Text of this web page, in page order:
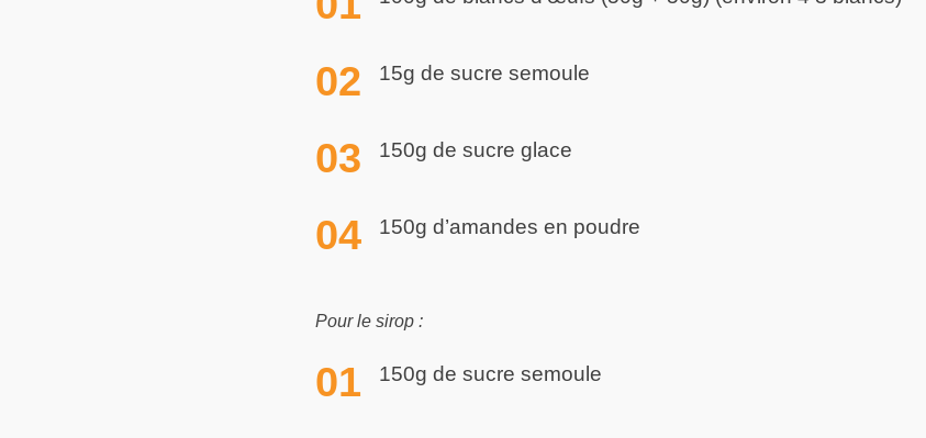
15g de sucre semoule
150g de sucre glace
150g d’amandes en poudre
Pour le sirop :
150g de sucre semoule